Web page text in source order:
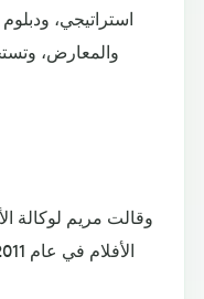
استراتيجي،
والمعارض،
وقالت مريم لوكالة